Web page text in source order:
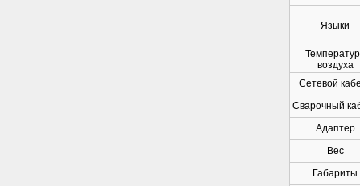
Языки
воздуха
Сетевой
Сварочный
Адаптер
Вес
Габариты